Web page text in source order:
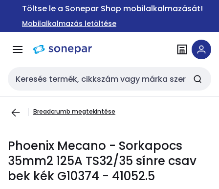
Ugrás a
Ugrás a
tartalomra
Töltse le a Sonepar Shop mobilalkalmazását!
Mobilalkalmazás letöltése
Keresési bemenet
Breadcrumb megtekintése
Phoenix Mecano - Sorkapocs
35mm2 125A TS32/35 sínre csav
bek kék G10374 - 41052.5